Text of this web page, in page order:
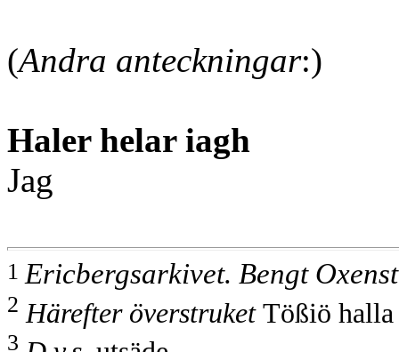
(Andra anteckningar:)
Haler helar iagh
Jag
1 Ericbergsarkivet. Bengt
2 Härefter överstruket Tößiö halla
3